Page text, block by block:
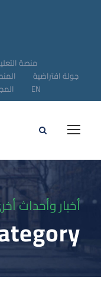
منصة
جولة افتراضية
EN
أخبار وأحداث